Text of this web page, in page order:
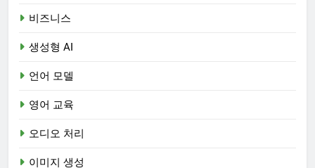
비즈니스
생성형 AI
언어 모델
영어 교육
오디오 처리
이미지 생성